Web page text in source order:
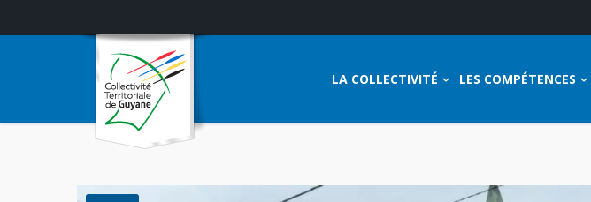
LA COLLECTIVITÉ LES COMPÉTENCES